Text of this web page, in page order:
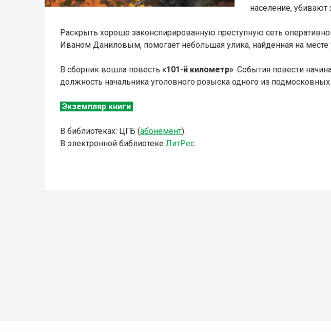
население,
Раскрыть хорошо законспирированную преступную сеть
Иваном Даниловым, помогает небольшая улика, найденная на месте
В сборник вошла повесть «101-й километр». События повести
должность начальника уголовного розыска одного из подмосковных
Экземпляр книги
В библиотеках: ЦГБ (абонемент).
В электронной библиотеке ЛитРес.